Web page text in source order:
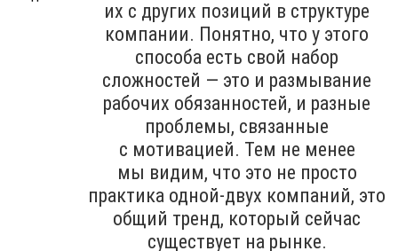
их с других позиций в структуре
компании. Понятно, что у этого
способа есть свой набор
сложностей — это и размывание
рабочих обязанностей, и разные
проблемы, связанные
с мотивацией. Тем не менее
мы видим, что это не просто
практика одной-двух компаний, это
общий тренд, который сейчас
существует на рынке.